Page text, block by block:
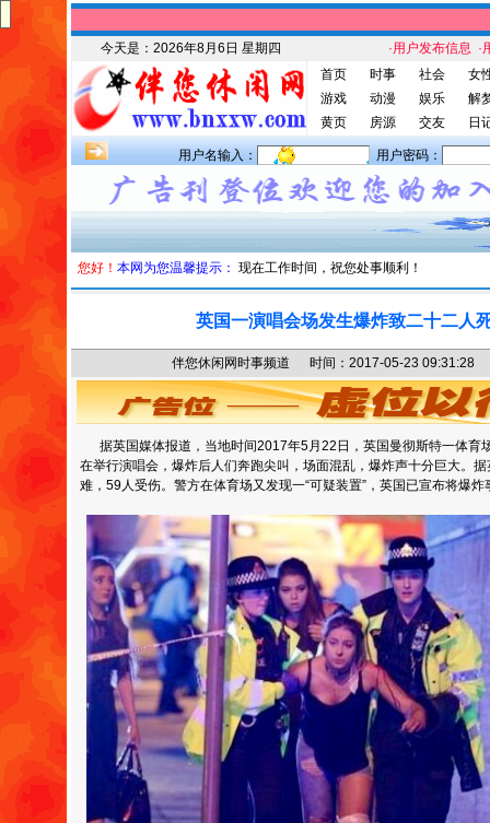
今天是： 2026年8月6日 星期四 ·用户发布信息 ·
首页
时事 社会
女
游戏
动漫 娱乐
解
黄页
房源 交友 日
用户名输入： 用户密码：
您好！ 本网为您温馨提示： 现在工作时间，祝您处事顺利！
英国一演唱会场发生爆炸致二十二人
伴您休闲网时事频道 时间：2017-05-23
据英国媒体报道，当地时间2017年5月22日，英国曼彻斯特一体育
在举行演唱会，爆炸后人们奔跑尖叫，场面混乱，爆炸声十分巨大。
难，59人受伤。警方在体育场又发现一“可疑装置”，英国已宣布将爆